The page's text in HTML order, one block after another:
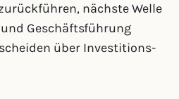
nächste Welle
Geschäftsführung
über Investitions-